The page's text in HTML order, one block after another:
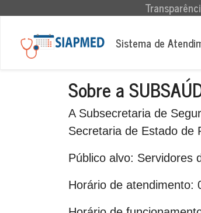
Sistema de
Sobre a
A Subsecretaria de
Secretaria de Estado de
Público alvo: Servidores
Horário de atendimento: